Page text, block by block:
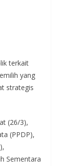
terkait
yang
strategis
(26/3),
(PPDP),
Sementara